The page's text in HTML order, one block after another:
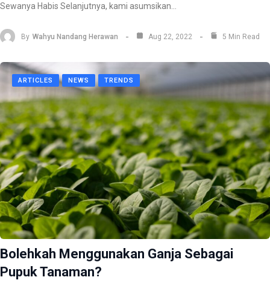
Sewanya Habis Selanjutnya, kami asumsikan…
By Wahyu Nandang Herawan Aug 22, 2022 5 Min Read
ARTICLES NEWS TRENDS
Bolehkah Menggunakan Ganja Sebagai
Pupuk Tanaman?